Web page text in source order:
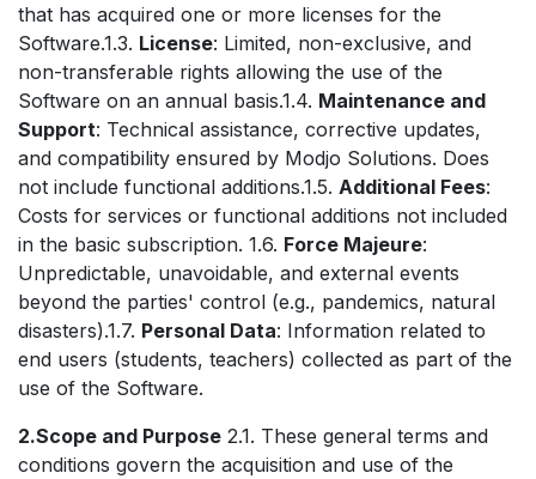
that has acquired one or more licenses for the
Software.1.3. License: Limited, non-exclusive, and
non-transferable rights allowing the use of the
Software on an annual basis.1.4. Maintenance and
Support: Technical assistance, corrective updates,
and compatibility ensured by Modjo Solutions. Does
not include functional additions.1.5. Additional Fees:
Costs for services or functional additions not included
in the basic subscription. 1.6. Force Majeure:
Unpredictable, unavoidable, and external events
beyond the parties' control (e.g., pandemics, natural
disasters).1.7. Personal Data: Information related to
end users (students, teachers) collected as part of the
use of the Software.
2.Scope and Purpose 2.1. These general terms and
conditions govern the acquisition and use of the